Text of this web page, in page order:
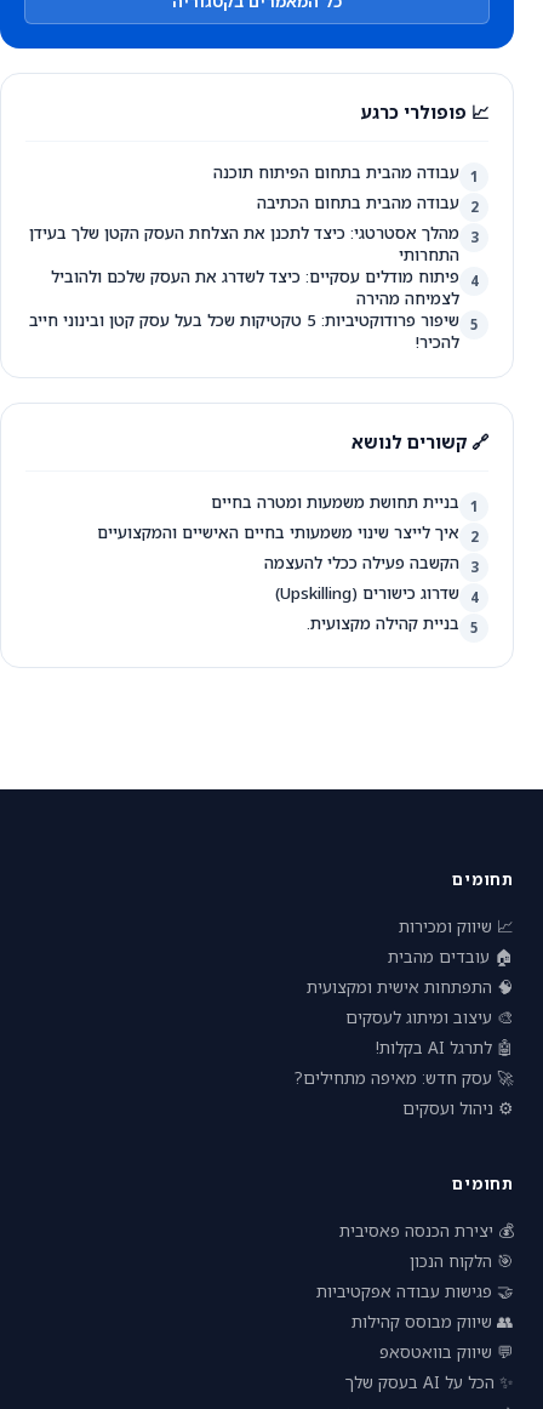
📈 פופולרי כרגע
1 עבודה מהבית בתחום הפיתוח תוכנה
2 עבודה מהבית בתחום הכתיבה
3
מהלך אסטרטגי: כיצד לתכנן את הצלחת העסק הקטן שלך בעידן
התחרותי
4
פיתוח מודלים עסקיים: כיצד לשדרג את העסק שלכם ולהוביל
לצמיחה מהירה
5
שיפור פרודוקטיביות: 5 טקטיקות שכל בעל עסק קטן ובינוני חייב
להכיר!
🔗 קשורים לנושא
1 בניית תחושת משמעות ומטרה בחיים
2 איך לייצר שינוי משמעותי בחיים האישיים והמקצועיים
3 הקשבה פעילה ככלי להעצמה
4 שדרוג כישורים (Upskilling)
5 בניית קהילה מקצועית.
תחומים
📈 שיווק ומכירות
🏠 עובדים מהבית
🧠 התפתחות אישית ומקצועית
🎨 עיצוב ומיתוג לעסקים
🤖 לתרגל AI בקלות!
🚀 עסק חדש: מאיפה מתחילים?
⚙️ ניהול ועסקים
תחומים
💰 יצירת הכנסה פאסיבית
🎯 הלקוח הנכון
🤝 פגישות עבודה אפקטיביות
👥 שיווק מבוסס קהילות
💬 שיווק בוואטסאפ
✨ הכל על AI בעסק שלך